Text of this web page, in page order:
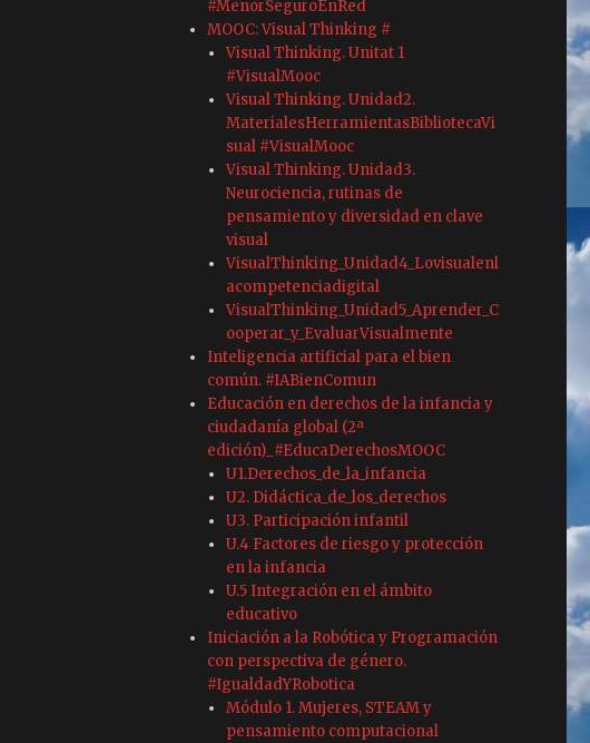
#MenorSeguroEnRed
MOOC: Visual Thinking #
Visual Thinking. Unitat 1
#VisualMooc
Visual Thinking. Unidad2.
MaterialesHerramientasBibliotecaVi
sual #VisualMooc
Visual Thinking. Unidad3.
Neurociencia, rutinas de
pensamiento y diversidad en clave
visual
VisualThinking_Unidad4_Lovisualenl
acompetenciadigital
VisualThinking_Unidad5_Aprender_C
ooperar_y_EvaluarVisualmente
Inteligencia artificial para el bien
común. #IABienComun
Educación en derechos de la infancia y
ciudadanía global (2ª
edición)_#EducaDerechosMOOC
U1.Derechos_de_la_infancia
U2. Didáctica_de_los_derechos
U3. Participación infantil
U.4 Factores de riesgo y protección
en la infancia
U.5 Integración en el ámbito
educativo
Iniciación a la Robótica y Programación
con perspectiva de género.
#IgualdadYRobotica
Módulo 1. Mujeres, STEAM y
pensamiento computacional